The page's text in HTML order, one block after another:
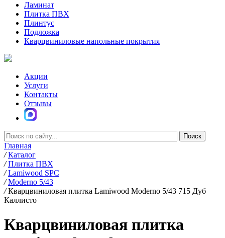
Ламинат
Плитка ПВХ
Плинтус
Подложка
Кварцвиниловые напольные покрытия
Акции
Услуги
Контакты
Отзывы
Главная
/ Каталог
/ Плитка ПВХ
/ Lamiwood SPC
/ Moderno 5/43
/ Кварцвиниловая плитка Lamiwood Moderno 5/43 715 Дуб
Каллисто
Кварцвиниловая плитка